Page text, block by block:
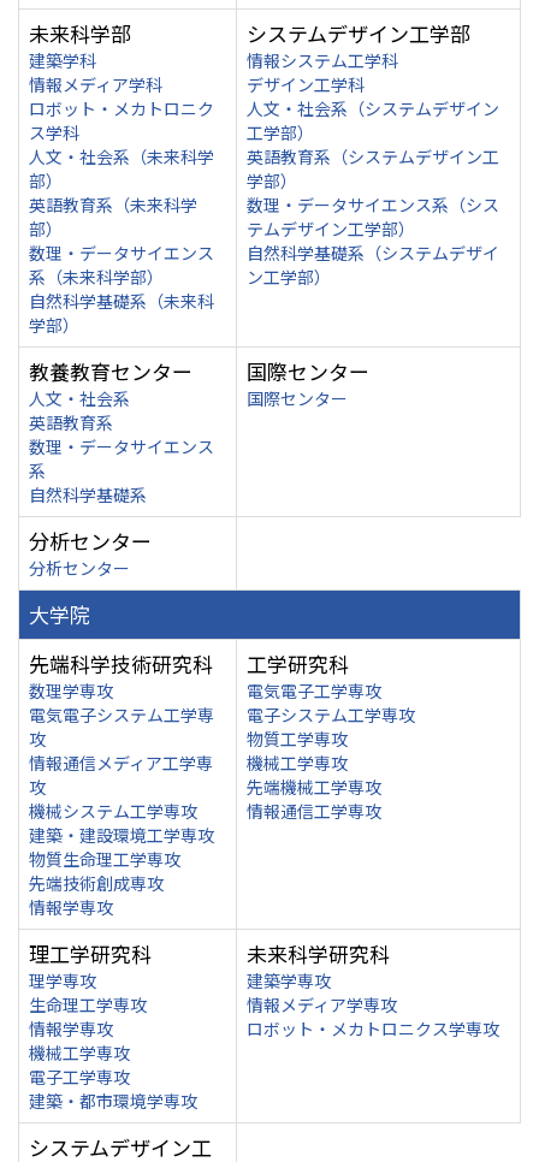
未来科学部
建築学科
情報メディア学科
ロボット・メカトロニク
ス学科
人文・社会系（未来科学
部）
英語教育系（未来科学
部）
数理・データサイエンス
系（未来科学部）
自然科学基礎系（未来科
学部）
システムデザイン工学部
情報システム工学科
デザイン工学科
人文・社会系（システムデザイン
工学部）
英語教育系（システムデザイン工
学部）
数理・データサイエンス系（シス
テムデザイン工学部）
自然科学基礎系（システムデザイ
ン工学部）
教養教育センター
人文・社会系
英語教育系
数理・データサイエンス
系
自然科学基礎系
国際センター
国際センター
分析センター
分析センター
大学院
先端科学技術研究科
数理学専攻
電気電子システム工学専
攻
情報通信メディア工学専
攻
機械システム工学専攻
建築・建設環境工学専攻
物質生命理工学専攻
先端技術創成専攻
情報学専攻
工学研究科
電気電子工学専攻
電子システム工学専攻
物質工学専攻
機械工学専攻
先端機械工学専攻
情報通信工学専攻
理工学研究科
理学専攻
生命理工学専攻
情報学専攻
機械工学専攻
電子工学専攻
建築・都市環境学専攻
未来科学研究科
建築学専攻
情報メディア学専攻
ロボット・メカトロニクス学専攻
システムデザイン工